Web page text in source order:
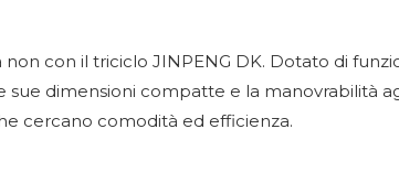
con il triciclo JINPENG DK. Dotato di
sue dimensioni compatte e la manovrabilità
cercano comodità ed efficienza.